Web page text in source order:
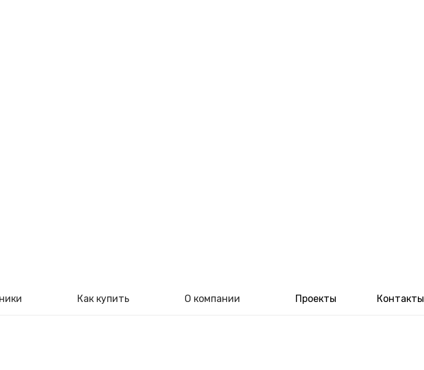
Как купить О компании Проекты Контакты